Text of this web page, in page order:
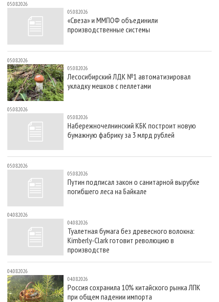
05.08.2026
05.08.2026
«Свеза» и ММПОФ объединили
производственные системы
05.08.2026
05.08.2026
Лесосибирский ЛДК №1 автоматизировал
укладку мешков с пеллетами
05.08.2026
05.08.2026
Набережночелнинский КБК построит новую
бумажную фабрику за 3 млрд рублей
05.08.2026
05.08.2026
Путин подписал закон о санитарной вырубке
погибшего леса на Байкале
04.08.2026
04.08.2026
Туалетная бумага без древесного волокна:
Kimberly-Clark готовит революцию в
производстве
04.08.2026
04.08.2026
Россия сохранила 10% китайского рынка ЛПК
при общем падении импорта